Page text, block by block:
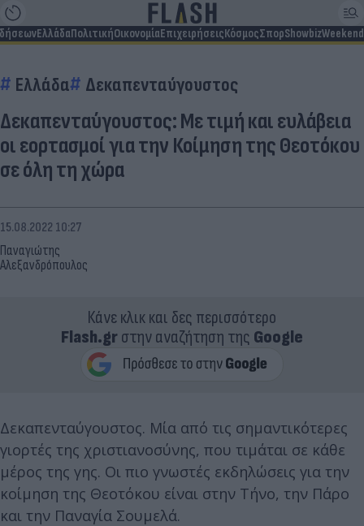
ΕλλάδαΠολιτικήΟικονομίαΕπιχειρήσειςΚόσμοςΣπορShowbizWeekend
Ελλάδα Δεκαπενταύγουστος
Δεκαπενταύγουστος: Με τιμή και ευλάβεια
οι εορτασμοί για την Κοίμηση της Θεοτόκου
σε όλη τη χώρα
Παναγιώτης
Αλεξανδρόπουλος
15.08.2022 10:27
Κάνε κλικ και δες περισσότερο
Flash.grστην αναζήτηση της Google
Δεκαπενταύγουστος. Μία από τις σημαντικότερες
γιορτές της χριστιανοσύνης, που τιμάται σε κάθε
μέρος της γης. Οι πιο γνωστές εκδηλώσεις για την
κοίμηση της Θεοτόκου είναι στην Τήνο, την Πάρο
και την Παναγία Σουμελά.